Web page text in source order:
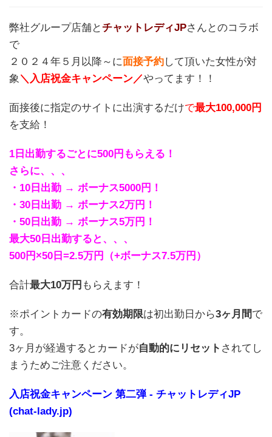
弊社グループ店舗とチャットレディJPさんとのコラボ
で
２０２４年５月以降～に面接予約して頂いた女性が対
象＼入店祝金キャンペーン／やってます！！
面接後に指定のサイトに出演するだけで最大100,000円
を支給！
1日出勤するごとに500円もらえる！
さらに、、、
・10日出勤 → ボーナス5000円！
・30日出勤 → ボーナス2万円！
・50日出勤 → ボーナス5万円！
最大50日出勤すると、、、
500円×50日=2.5万円（+ボーナス7.5万円）
合計最大10万円 もらえます！
※ポイントカードの有効期限は初出勤日から3ヶ月間で
す。
3ヶ月が経過するとカードが自動的にリセット されてし
まうためご注意ください。
入店祝金キャンペーン 第二弾 - チャットレディJP
(chat-lady.jp)